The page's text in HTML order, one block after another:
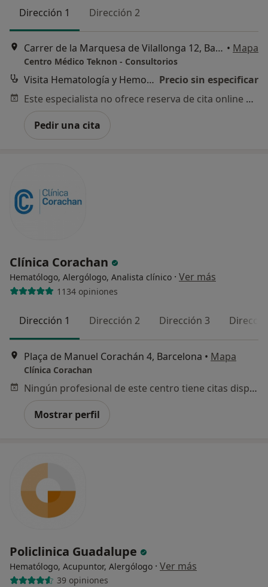
Dirección 1 Dirección 2
Carrer de la Marquesa de Vilallonga 12, Barcelona • Mapa
Centro Médico Teknon - Consultorios
Visita Hematología y Hemoterapia Precio sin especificar
Este especialista no ofrece reserva de cita online en esta dirección.
Pedir una cita
Clínica Corachan
Hematólogo, Alergólogo, Analista clínico · Ver más
1134 opiniones
Dirección 1 Dirección 2 Dirección 3
Plaça de Manuel Corachán 4, Barcelona • Mapa
Clínica Corachan
Ningún profesional de este centro tiene citas disponibles
Mostrar perfil
Policlinica Guadalupe
Hematólogo, Acupuntor, Alergólogo · Ver más
39 opiniones